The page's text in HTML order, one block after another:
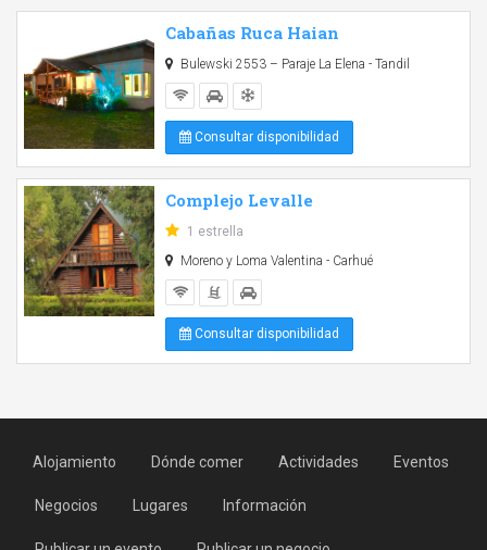
Cabañas Ruca Haian
Bulewski 2553 – Paraje La Elena - Tandil
Consultar disponibilidad
Complejo Levalle
1 estrella
Moreno y Loma Valentina - Carhué
Consultar disponibilidad
Alojamiento Dónde comer Actividades Eventos
Negocios Lugares Información